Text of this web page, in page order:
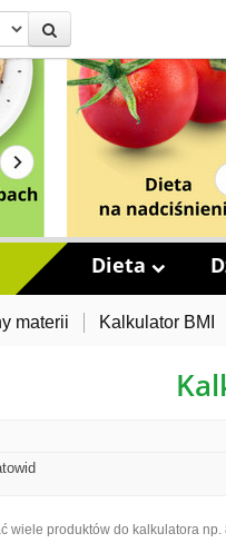
Dieta
materii Kalkulator BMI
wiele produktów do kalkulatora